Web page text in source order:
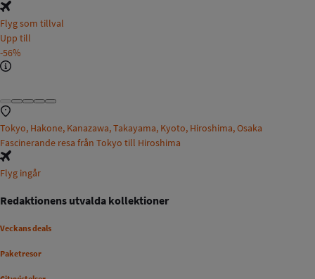
Flyg som tillval
Upp till
-56%
Tokyo, Hakone, Kanazawa, Takayama, Kyoto, Hiroshima, Osaka
Fascinerande resa från Tokyo till Hiroshima
Flyg ingår
Redaktionens utvalda kollektioner
Veckans deals
Paketresor